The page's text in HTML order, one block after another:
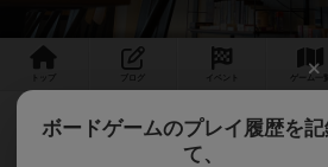
ゲーム 一
詳細はHPにて⤵︎ ︎
ボードゲームのプレイ履歴を記
て、